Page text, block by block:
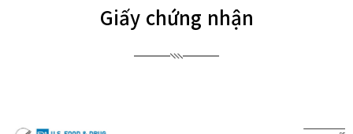
Giấy chứng nhận